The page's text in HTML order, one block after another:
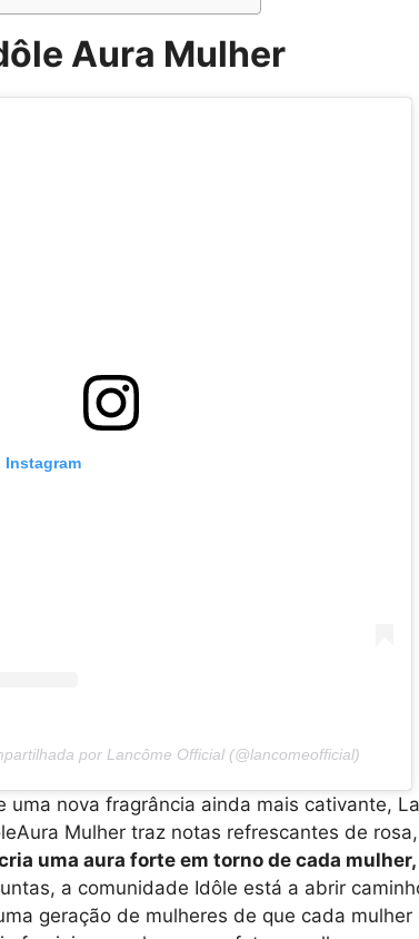
Aura Mulher
Instagram
por Lancôme Official (@lancomeofficial)
uma nova fragrância ainda mais cativante,
Mulher traz notas refrescantes de
uma aura forte em torno de cada
a comunidade Idôle está a abrir
geração de mulheres de que cada